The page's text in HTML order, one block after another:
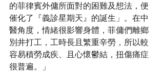
的菲律賓外傭所面對的困難及想法，便
催化了『義診星期天』的誕生」。在中
醫角度，情緒很影響身體，菲傭們離鄉
別井打工，工時長且繁重辛勞，所以較
容易積勞成疾、且心懷鬱結，扭傷痛症
很普遍。」